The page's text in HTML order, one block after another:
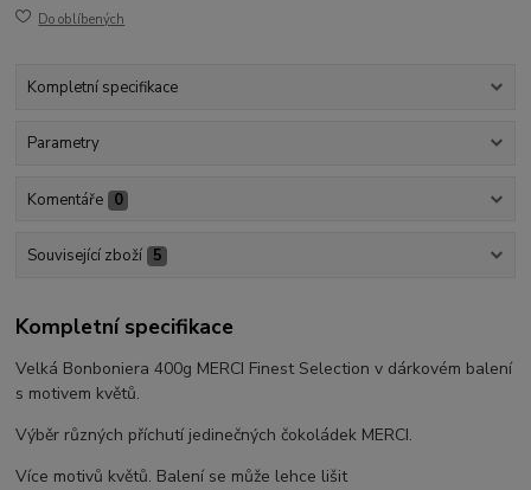
Do oblíbených
Kompletní specifikace
Parametry
Komentáře 0
Související zboží 5
Kompletní specifikace
Velká Bonboniera 400g MERCI Finest Selection v dárkovém balení
s motivem květů.
Výběr různých příchutí jedinečných čokoládek MERCI.
Více motivů květů. Balení se může lehce lišit